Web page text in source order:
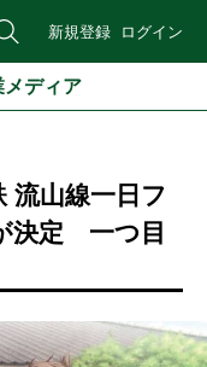
新規登録 ログイン
メディア
流山線一日フ
決定 一つ目